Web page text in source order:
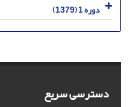
دوره 1 (1379)
دسترسی سریع